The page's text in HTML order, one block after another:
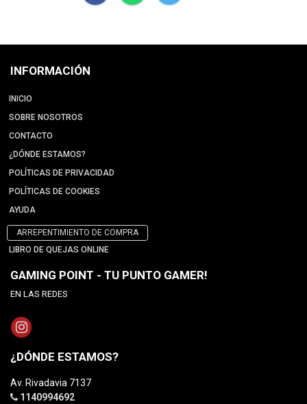
INFORMACIÓN
INICIO
SOBRE NOSOTROS
CONTACTO
¿DÓNDE ESTAMOS?
POLÍTICAS DE PRIVACIDAD
POLÍTICAS DE COOKIES
AYUDA
ARREPENTIMIENTO DE COMPRA
LIBRO DE QUEJAS ONLINE
GAMING POINT - TU PUNTO GAMER!
EN LAS REDES
¿DÓNDE ESTAMOS?
Av. Rivadavia 7137
1140994692